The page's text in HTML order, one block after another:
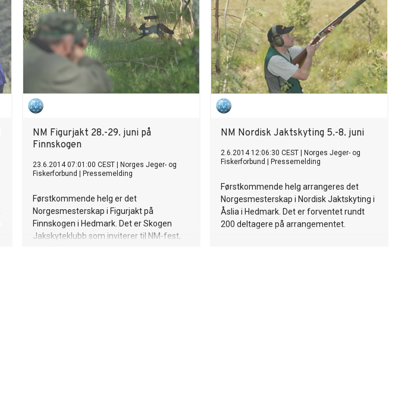
NM Figurjakt 28.-29. juni på
Finnskogen
23.6.2014 07:01:00 CEST
Norges Jeger- og
Fiskerforbund
Pressemelding
Førstkommende helg er det
Norgesmesterskap i Figurjakt på
Finnskogen i Hedmark. Det er Skogen
Jakskyteklubb som inviterer til NM-fest,
NM Nordisk Jaktskyting 5.-8. juni
2.6.2014 12:06:30 CEST
Norges Jeger- og
Fiskerforbund
Pressemelding
Førstkommende helg arrangeres det
Norgesmesterskap i Nordisk Jaktskyting i
Åslia i Hedmark. Det er forventet rundt
200 deltagere på arrangementet.